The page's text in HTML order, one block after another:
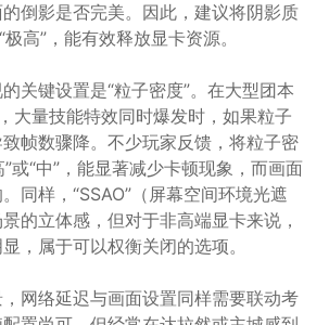
倒影是否完美。因此，建议将阴影质
高”，能有效释放显卡资源。
关键设置是“粒子密度”。在大型团本
大量技能特效同时爆发时，如果粒子
帧数骤降。不少玩家反馈，将粒子密
”或“中”，能显著减少卡顿现象，而画面
同样，“SSAO”（屏幕空间环境光遮
的立体感，但对于非高端显卡来说，
，属于可以权衡关闭的选项。
网络延迟与画面设置同样需要联动考